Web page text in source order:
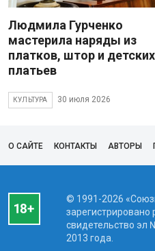
Людмила Гурченко
мастерила наряды из
платков, штор и детских
платьев
КУЛЬТУРА 30 июля 2026
О САЙТЕ КОНТАКТЫ АВТОРЫ
© 1991-2026
свидетельство эл
2013 года.